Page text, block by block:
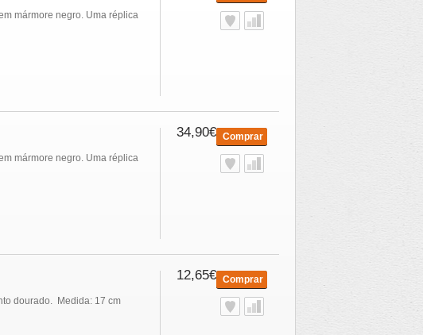
mármore negro. Uma réplica
34,90€ Comprar
mármore negro. Uma réplica
12,65€ Comprar
dourado. Medida: 17 cm